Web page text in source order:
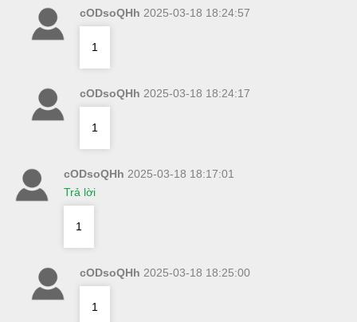
cODsoQHh 2025-03-18 18:24:57
1
cODsoQHh 2025-03-18 18:24:17
1
cODsoQHh 2025-03-18 18:17:01
Trả lời
1
cODsoQHh 2025-03-18 18:25:00
1